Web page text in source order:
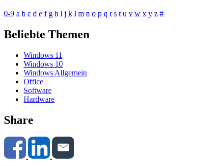
0-9 a b c d e f g h i j k l m n o p q r s t u v w x y z #
Beliebte Themen
Windows 11
Windows 10
Windows Allgemein
Office
Software
Hardware
Share